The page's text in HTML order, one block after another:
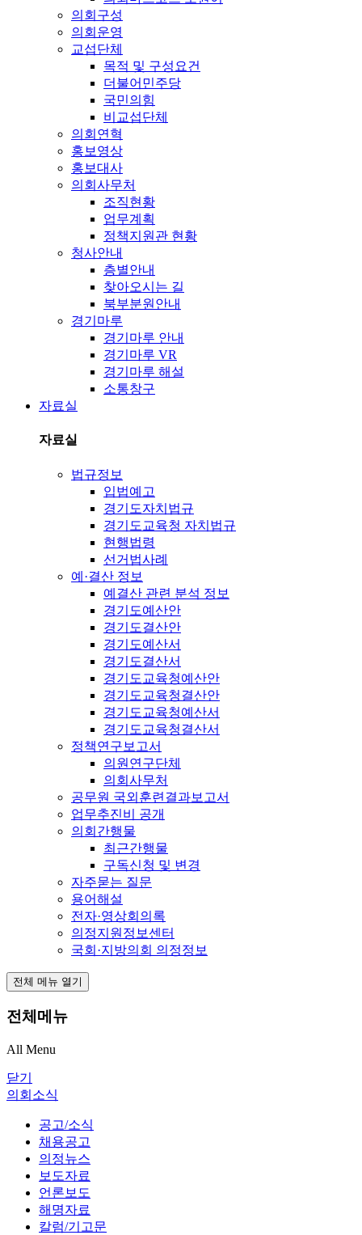
의회구성
의회운영
교섭단체
목적 및 구성요건
더불어민주당
국민의힘
비교섭단체
의회연혁
홍보영상
홍보대사
의회사무처
조직현황
업무계획
정책지원관 현황
청사안내
층별안내
찾아오시는 길
북부분원안내
경기마루
경기마루 안내
경기마루 VR
경기마루 해설
소통창구
자료실
자료실
법규정보
입법예고
경기도자치법규
경기도교육청 자치법규
현행법령
선거법사례
예·결산 정보
예결산 관련 분석 정보
경기도예산안
경기도결산안
경기도예산서
경기도결산서
경기도교육청예산안
경기도교육청결산안
경기도교육청예산서
경기도교육청결산서
정책연구보고서
의원연구단체
의회사무처
공무원 국외훈련결과보고서
업무추진비 공개
의회간행물
최근간행물
구독신청 및 변경
자주묻는 질문
용어해설
전자·영상회의록
의정지원정보센터
국회·지방의회 의정정보
전체 메뉴 열기
전체메뉴
All Menu
닫기
의회소식
공고/소식
채용공고
의정뉴스
보도자료
언론보도
해명자료
칼럼/기고문